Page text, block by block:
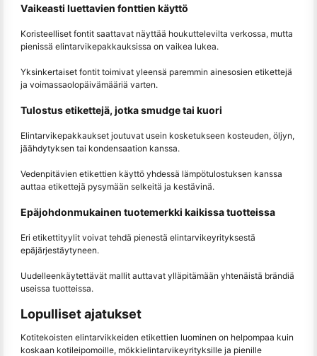
Vaikeasti luettavien fonttien käyttö
Koristeelliset fontit saattavat näyttää houkuttelevilta verkossa, mutta
pienissä elintarvikepakkauksissa on vaikea lukea.
Yksinkertaiset fontit toimivat yleensä paremmin ainesosien etikettejä
ja voimassaolopäivämääriä varten.
Tulostus etikettejä, jotka smudge tai kuori
Elintarvikepakkaukset joutuvat usein kosketukseen kosteuden, öljyn,
jäähdytyksen tai kondensaation kanssa.
Vedenpitävien etikettien käyttö yhdessä lämpötulostuksen kanssa
auttaa etikettejä pysymään selkeitä ja kestävinä.
Epäjohdonmukainen tuotemerkki kaikissa tuotteissa
Eri etikettityylit voivat tehdä pienestä elintarvikeyrityksestä
epäjärjestäytyneen.
Uudelleenkäytettävät mallit auttavat ylläpitämään yhtenäistä brändiä
useissa tuotteissa.
Lopulliset ajatukset
Kotitekoisten elintarvikkeiden etikettien luominen on helpompaa kuin
koskaan kotileipomoille, mökkielintarvikeyrityksille ja pienille